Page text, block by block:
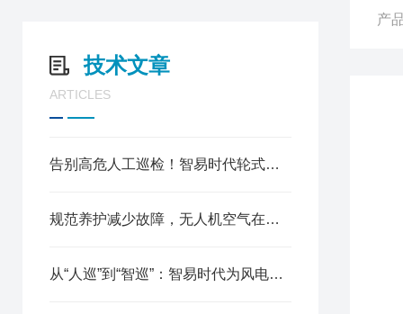
技术文章
ARTICLES
告别高危人工巡检！智易时代轮式巡检机器人实现主动风险防控
规范养护减少故障，无人机空气在线监测仪维护指南
从“人巡”到“智巡”：智易时代为风电场装上“感知+决策”双引擎
产